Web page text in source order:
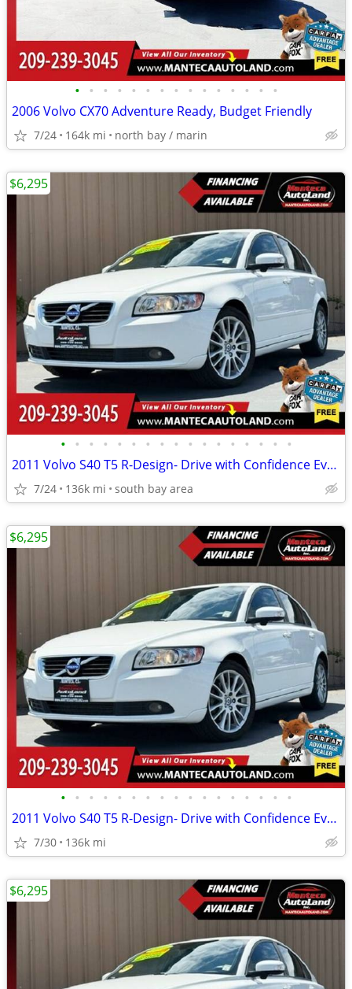
• • • • • • • • • • • • • • •
2006 Volvo CX70 Adventure Ready, Budget Friendly
7/24 164k mi north bay / marin
• • • • • • • • • • • • • • • • •
2011 Volvo S40 T5 R-Design- Drive with Confidence Every Mile!
7/24 136k mi south bay area
$6,295
• • • • • • • • • • • • • • • • •
2011 Volvo S40 T5 R-Design- Drive with Confidence Every Mile!
7/30 136k mi
$6,295
$6,295